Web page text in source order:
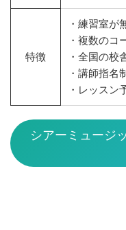
特徴
・練習室が
・複数のコ
・全国の校
・講師指名
・レッスン
シアーミュージ